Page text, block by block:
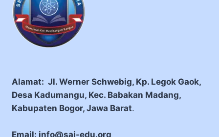
Alamat: Jl. Werner Schwebig, Kp. Legok Gaok,
Desa Kadumangu, Kec. Babakan Madang,
Kabupaten Bogor, Jawa Barat.
Email: info@sai-edu.org